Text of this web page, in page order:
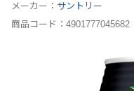
メーカー： サントリー
商品コード： 4901777045682